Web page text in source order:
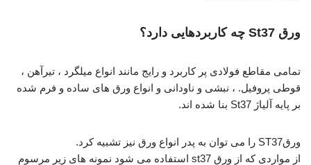
ورق St37 چه کاربردهایی دارد؟
تمامی مقاطع فولادی پر کاربرد و رایج مانند انواع میلگرد ، تیرآهن ،
قوطی پروفیل. ، نبشی و ناودانی و انواع ورق های ساده و فرم شده
بر پایه آلیاژ St37 بنا شده اند.
ورقST37 را می توان به پدر انواع ورق نیز تشبیه کرد.
از مواردی که از ورق st37 استفاده می شود نمونه های زیر مرسوم